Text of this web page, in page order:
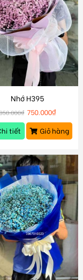
Nhớ H395
₫ 750.000₫
tiết
Giỏ hàng